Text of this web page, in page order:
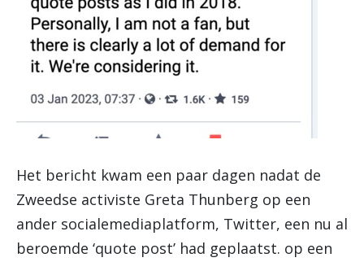
Het bericht kwam een paar dagen nadat de
Zweedse activiste Greta Thunberg op een
ander socialemediaplatform, Twitter, een nu al
beroemde ‘quote post’ had geplaatst. op een